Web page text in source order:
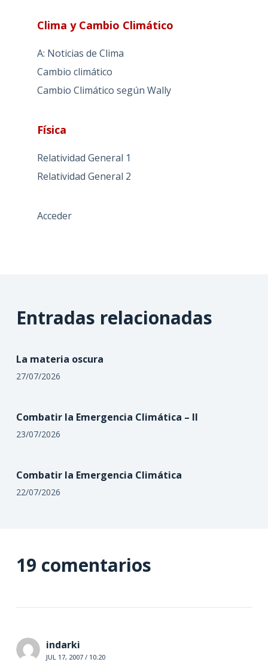
Clima y Cambio Climático
A: Noticias de Clima
Cambio climático
Cambio Climático según Wally
Física
Relatividad General 1
Relatividad General 2
Acceder
Entradas relacionadas
La materia oscura
27/07/2026
Combatir la Emergencia Climática – II
23/07/2026
Combatir la Emergencia Climática
22/07/2026
19 comentarios
indarki
JUL 17, 2007 / 10:20